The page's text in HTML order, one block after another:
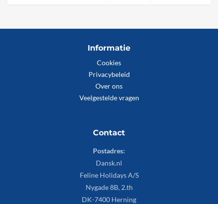
Informatie
Cookies
Privacybeleid
Over ons
Veelgestelde vragen
Contact
Postadres:
Dansk.nl
Feline Holidays A/S
Nygade 8B, 2.th
DK-7400 Herning